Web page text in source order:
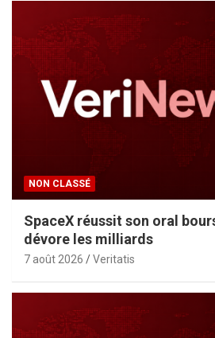
NON CLASSÉ
SpaceX réussit son oral
dévore les milliards
7 août 2026 Veritatis